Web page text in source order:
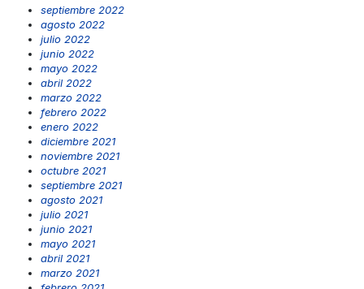
septiembre 2022
agosto 2022
julio 2022
junio 2022
mayo 2022
abril 2022
marzo 2022
febrero 2022
enero 2022
diciembre 2021
noviembre 2021
octubre 2021
septiembre 2021
agosto 2021
julio 2021
junio 2021
mayo 2021
abril 2021
marzo 2021